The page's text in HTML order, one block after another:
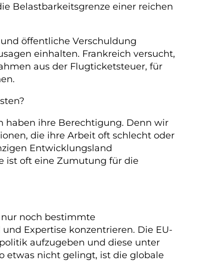
Belastbarkeitsgrenze einer reichen
öffentliche Verschuldung
einhalten. Frankreich versucht,
aus der Flugticketsteuer, für
haben ihre Berechtigung. Denn wir
die ihre Arbeit oft schlecht oder
Entwicklungsland
ist oft eine Zumutung für die
nur noch bestimmte
Expertise konzentrieren. Die EU-
aufzugeben und diese unter
etwas nicht gelingt, ist die globale